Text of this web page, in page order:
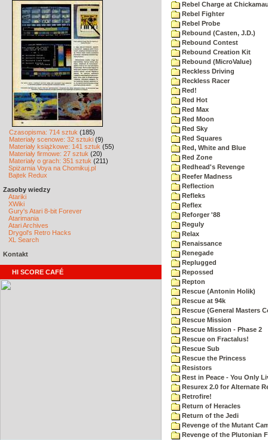
Czasopisma: 714 sztuk (185)
Materiały scenowe: 32 sztuki (9)
Materiały książkowe: 141 sztuk (55)
Materiały firmowe: 27 sztuk (20)
Materiały o grach: 351 sztuk (211)
Spiżarnia Voya na Chomikuj.pl
Bajtek Redux
Zasoby wiedzy
Atariki
XWiki
Gury's Atari 8-bit Forever
Atarimania
Atari Archives
Drygol's Retro Hacks
XL Search
Kontakt
HI SCORE CAFÉ
Rebel Charge at
Rebel Fighter
Rebel Probe
Rebound (Casten, J.D.)
Rebound Contest
Rebound Creation Kit
Rebound (MicroValue)
Reckless Driving
Reckless Racer
Red!
Red Hot
Red Max
Red Moon
Red Sky
Red Squares
Red, White and Blue
Red Zone
Redhead's Revenge
Reefer Madness
Reflection
Refleks
Reflex
Reforger '88
Reguly
Relax
Renaissance
Renegade
Replugged
Repossed
Repton
Rescue (Antonin Holik)
Rescue at 94k
Rescue (General Masters
Rescue Mission
Rescue Mission - Phase 2
Rescue on Fractalus!
Rescue Sub
Rescue the Princess
Resistors
Rest in Peace - You Only
Resurex 2.0 for Alternate
Retrofire!
Return of Heracles
Return of the Jedi
Revenge of the Mutant
Revenge of the Plutonian